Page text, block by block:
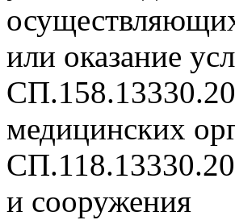
или оказание
медицинских
и сооружения